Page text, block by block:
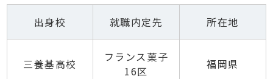
出身校 就職内定先 所在地
三養基高校
フランス菓子
16区
福岡県